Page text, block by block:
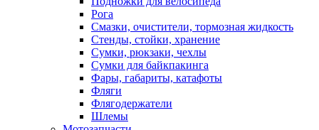
Рога
Смазки, очистители, тормозная жидкость
Стенды, стойки, хранение
Сумки, рюкзаки, чехлы
Сумки для байкпакинга
Фары, габариты, катафоты
Фляги
Флягодержатели
Шлемы